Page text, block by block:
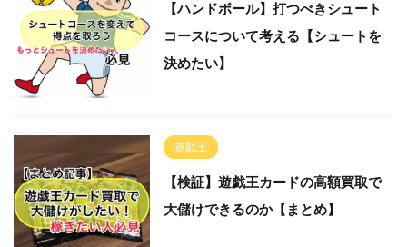
【ハンドボール】打つべきシュート
コースについて考える【シュートを
決めたい】
遊戯王
【検証】遊戯王カードの高額買取で
大儲けできるのか【まとめ】